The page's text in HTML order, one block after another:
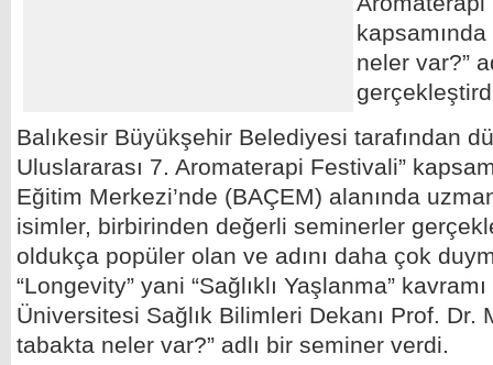
kapsamında
neler var?”
Balıkesir Büyükşehir Belediyesi tarafından
Uluslararası 7. Aromaterapi Festivali”
Eğitim Merkezi’nde (BAÇEM) alanında
isimler, birbirinden değerli seminerler
oldukça popüler olan ve adını daha çok
“Longevity” yani “Sağlıklı Yaşlanma”
Üniversitesi Sağlık Bilimleri Dekanı Prof. Dr.
tabakta neler var?” adlı bir seminer verdi.